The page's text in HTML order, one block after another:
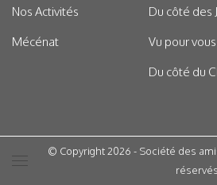
Nos Activités
Mécénat
Du côté des
Vu pour vous
Du côté du
© Copyright 2026 - Société des